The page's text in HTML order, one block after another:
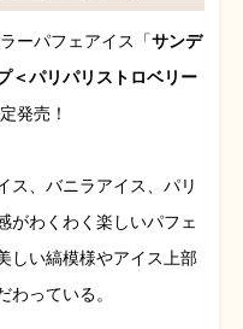
ーパフェアイス「サンデ
＜パリパリストロベリー
発売！
ス、バニラアイス、パリ
がわくわく楽しいパフェ
しい縞模様やアイス上部
っている。